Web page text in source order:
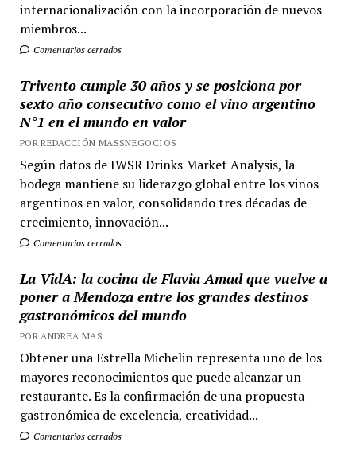
internacionalización con la incorporación de nuevos
miembros...
Comentarios cerrados
Trivento cumple 30 años y se posiciona por
sexto año consecutivo como el vino argentino
N°1 en el mundo en valor
POR REDACCIÓN MASSNEGOCIOS
Según datos de IWSR Drinks Market Analysis, la
bodega mantiene su liderazgo global entre los vinos
argentinos en valor, consolidando tres décadas de
crecimiento, innovación...
Comentarios cerrados
La VidA: la cocina de Flavia Amad que vuelve a
poner a Mendoza entre los grandes destinos
gastronómicos del mundo
POR ANDREA MAS
Obtener una Estrella Michelin representa uno de los
mayores reconocimientos que puede alcanzar un
restaurante. Es la confirmación de una propuesta
gastronómica de excelencia, creatividad...
Comentarios cerrados